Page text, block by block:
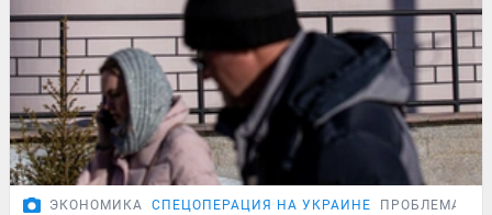
ЭКОНОМИКА СПЕЦОПЕРАЦИЯ НА УКРАИНЕ ПРОБЛЕМА